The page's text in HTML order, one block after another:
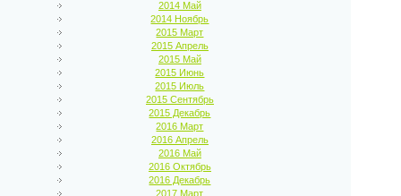
2014 Май
2014 Ноябрь
2015 Март
2015 Апрель
2015 Май
2015 Июнь
2015 Июль
2015 Сентябрь
2015 Декабрь
2016 Март
2016 Апрель
2016 Май
2016 Октябрь
2016 Декабрь
2017 Март